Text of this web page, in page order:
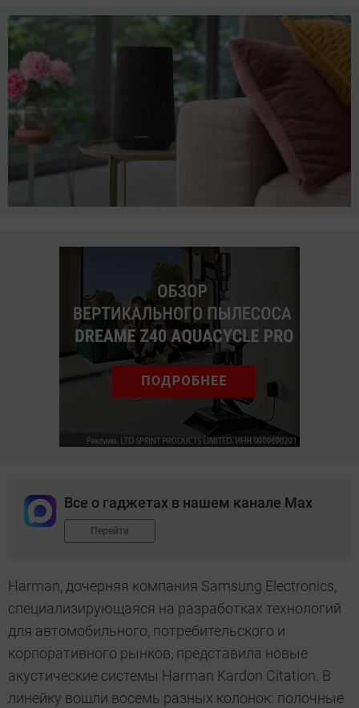
Все о гаджетах в нашем канале Max
Перейти
Harman, дочерняя компания Samsung Electronics,
специализирующаяся на разработках технологий
для автомобильного, потребительского и
корпоративного рынков, представила новые
акустические системы Harman Kardon Citation. В
линейку вошли восемь разных колонок: полочные